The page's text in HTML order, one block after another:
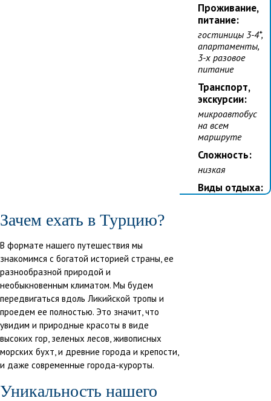
Проживание,
питание:
гостиницы 3-4*,
апартаменты,
3-х разовое
питание
Транспорт,
экскурсии:
микроавтобус
на всем
маршруте
Сложность:
низкая
Виды отдыха:
Зачем ехать в Турцию?
В формате нашего путешествия мы
знакомимся с богатой историей страны, ее
разнообразной природой и
необыкновенным климатом. Мы будем
передвигаться вдоль Ликийской тропы и
проедем ее полностью. Это значит, что
увидим и природные красоты в виде
высоких гор, зеленых лесов, живописных
морских бухт, и древние города и крепости,
и даже современные города-курорты.
Уникальность нашего